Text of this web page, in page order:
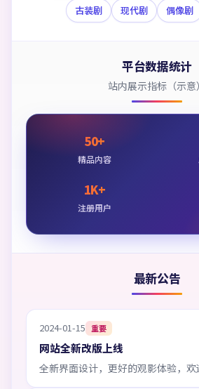
古装剧
现代剧 偶像剧
平台数据统计
站内展示指标（示意）
50+
精品内容
1K+
注册用户
最新公告
2024-01-15 重要
网站全新改版上线
全新界面设计，更好的观影体验，欢